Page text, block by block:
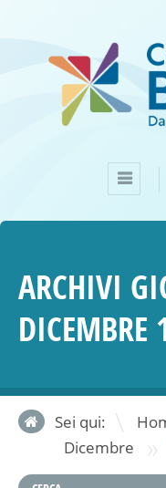
ARCHIVI
Sei qui:
Dicembre »